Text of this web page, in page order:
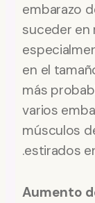
embarazo
suceder en
en el
más
varios
músculos
estirados
Aumento